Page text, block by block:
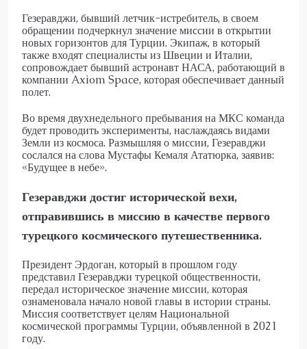
Гезеравджи, бывший летчик-истребитель, в своем
обращении подчеркнул значение миссии в открытии
новых горизонтов для Турции. Экипаж, в который
также входят специалисты из Швеции и Италии,
сопровождает бывший астронавт НАСА, работающий в
компании Axiom Space, которая обеспечивает данный
полет.
Во время двухнедельного пребывания на МКС команда
будет проводить эксперименты, наслаждаясь видами
Земли из космоса. Размышляя о миссии, Гезеравджи
сослался на слова Мустафы Кемаля Ататюрка, заявив:
«Будущее в небе».
Гезеравджи достиг исторической вехи,
отправившись в миссию в качестве первого
турецкого космического путешественника.
Президент Эрдоган, который в прошлом году
представил Гезеравджи турецкой общественности,
передал историческое значение миссии, которая
ознаменовала начало новой главы в истории страны.
Миссия соответствует целям Национальной
космической программы Турции, объявленной в 2021
году.